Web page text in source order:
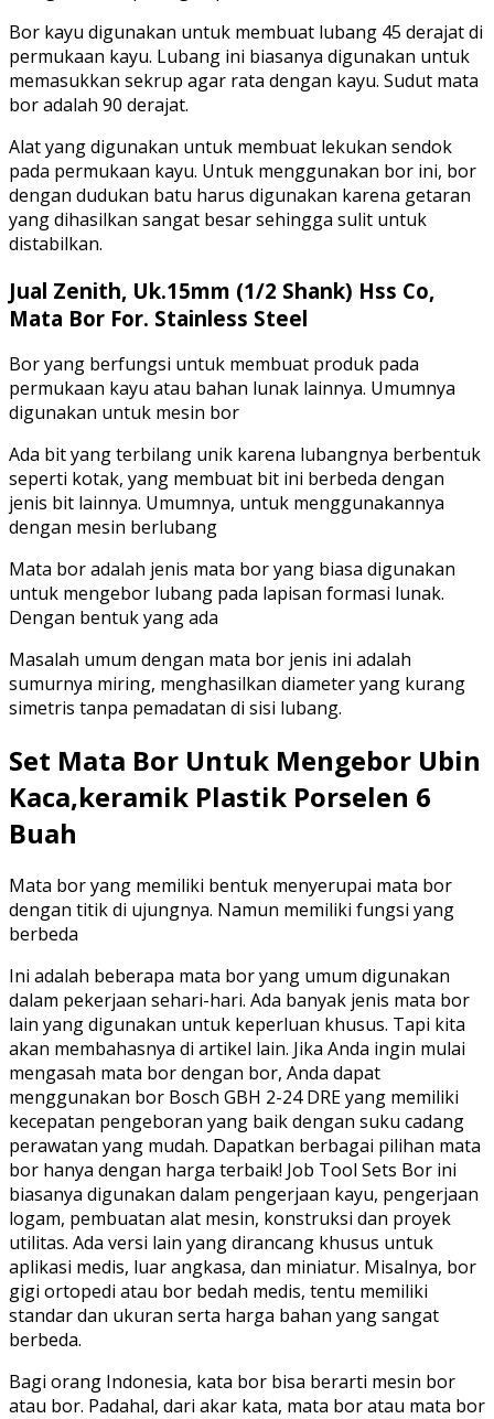
Bor kayu digunakan untuk membuat lubang 45 derajat di
permukaan kayu. Lubang ini biasanya digunakan untuk
memasukkan sekrup agar rata dengan kayu. Sudut mata
bor adalah 90 derajat.
Alat yang digunakan untuk membuat lekukan sendok
pada permukaan kayu. Untuk menggunakan bor ini, bor
dengan dudukan batu harus digunakan karena getaran
yang dihasilkan sangat besar sehingga sulit untuk
distabilkan.
Jual Zenith, Uk.15mm (1/2 Shank) Hss Co,
Mata Bor For. Stainless Steel
Bor yang berfungsi untuk membuat produk pada
permukaan kayu atau bahan lunak lainnya. Umumnya
digunakan untuk mesin bor
Ada bit yang terbilang unik karena lubangnya berbentuk
seperti kotak, yang membuat bit ini berbeda dengan
jenis bit lainnya. Umumnya, untuk menggunakannya
dengan mesin berlubang
Mata bor adalah jenis mata bor yang biasa digunakan
untuk mengebor lubang pada lapisan formasi lunak.
Dengan bentuk yang ada
Masalah umum dengan mata bor jenis ini adalah
sumurnya miring, menghasilkan diameter yang kurang
simetris tanpa pemadatan di sisi lubang.
Set Mata Bor Untuk Mengebor Ubin
Kaca,keramik Plastik Porselen 6
Buah
Mata bor yang memiliki bentuk menyerupai mata bor
dengan titik di ujungnya. Namun memiliki fungsi yang
berbeda
Ini adalah beberapa mata bor yang umum digunakan
dalam pekerjaan sehari-hari. Ada banyak jenis mata bor
lain yang digunakan untuk keperluan khusus. Tapi kita
akan membahasnya di artikel lain. Jika Anda ingin mulai
mengasah mata bor dengan bor, Anda dapat
menggunakan bor Bosch GBH 2-24 DRE yang memiliki
kecepatan pengeboran yang baik dengan suku cadang
perawatan yang mudah. Dapatkan berbagai pilihan mata
bor hanya dengan harga terbaik! Job Tool Sets Bor ini
biasanya digunakan dalam pengerjaan kayu, pengerjaan
logam, pembuatan alat mesin, konstruksi dan proyek
utilitas. Ada versi lain yang dirancang khusus untuk
aplikasi medis, luar angkasa, dan miniatur. Misalnya, bor
gigi ortopedi atau bor bedah medis, tentu memiliki
standar dan ukuran serta harga bahan yang sangat
berbeda.
Bagi orang Indonesia, kata bor bisa berarti mesin bor
atau bor. Padahal, dari akar kata, mata bor atau mata bor